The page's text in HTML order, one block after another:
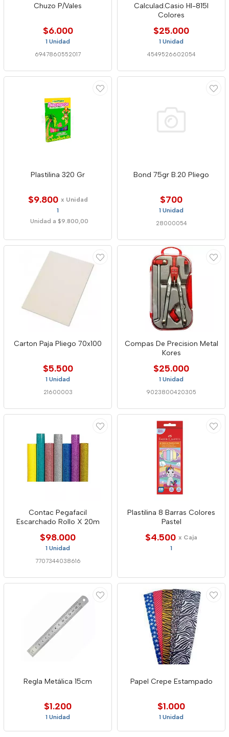
Chuzo P/Vales
$6.000
1 Unidad
6947860552017
Calculad.Casio Hl-815l
Colores
$25.000
1 Unidad
4549526602054
Plastilina 320 Gr
$9.800 x Unidad
1
Unidad a $9.800,00
Bond 75gr B.20 Pliego
$700
1 Unidad
28000054
Carton Paja Pliego 70x100
$5.500
1 Unidad
21600003
Compas De Precision Metal
Kores
$25.000
1 Unidad
9023800420305
Contac Pegafacil
Escarchado Rollo X 20m
$98.000
1 Unidad
7707344038616
Plastilina 8 Barras Colores
Pastel
$4.500 x Caja
1
Regla Metálica 15cm
$1.200
1 Unidad
Papel Crepe Estampado
$1.000
1 Unidad